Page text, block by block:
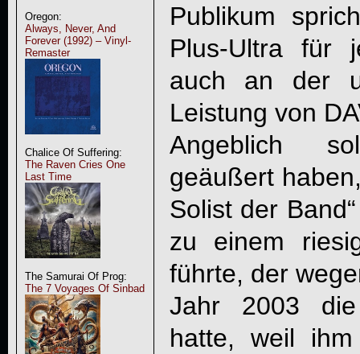
Oregon:
Always, Never, And
Forever (1992) – Vinyl-
Remaster
Chalice Of Suffering:
The Raven Cries One
Last Time
The Samurai Of Prog:
The 7 Voyages Of Sinbad
Publikum
Plus-Ultra für
auch an der
Leistung von
Angeblich
geäußert
Solist der
zu einem
führte, der
Jahr 2003 die
hatte, weil